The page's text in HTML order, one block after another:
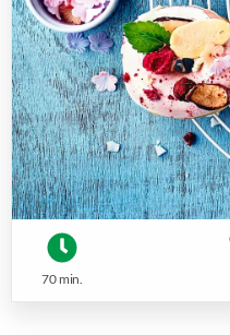
70 min.